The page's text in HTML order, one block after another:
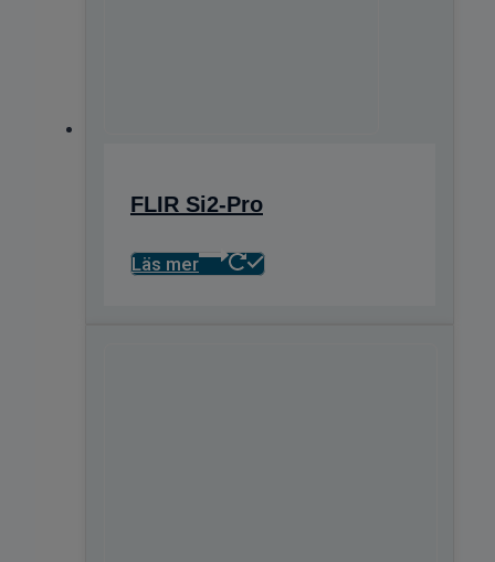
FLIR Si2-Pro
Läs mer